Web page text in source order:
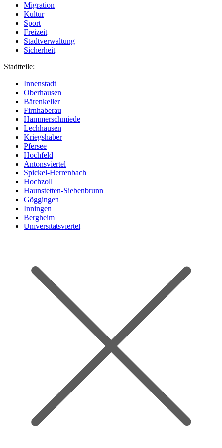
Migration
Kultur
Sport
Freizeit
Stadtverwaltung
Sicherheit
Stadtteile:
Innenstadt
Oberhausen
Bärenkeller
Firnhaberau
Hammerschmiede
Lechhausen
Kriegshaber
Pfersee
Hochfeld
Antonsviertel
Spickel-Herrenbach
Hochzoll
Haunstetten-Siebenbrunn
Göggingen
Inningen
Bergheim
Universitätsviertel